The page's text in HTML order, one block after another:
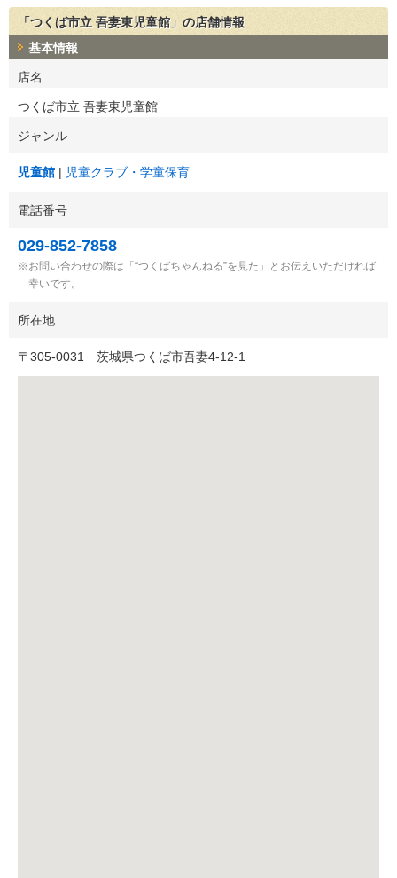
「つくば市立 吾妻東児童館」の店舗情報
基本情報
店名
つくば市立 吾妻東児童館
ジャンル
児童館 児童クラブ・学童保育
電話番号
029-852-7858
お問い合わせの際は「“つくばちゃんねる”を見た」とお伝えいただければ
幸いです。
所在地
〒 305-0031 茨城県つくば市吾妻4-12-1